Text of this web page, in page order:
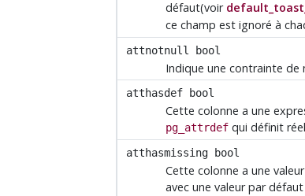
défaut(voir
ce champ est ignoré à
attnotnull bool
Indique une contrainte
atthasdef bool
Cette colonne a une
pg_attrdef qui définit
atthasmissing bool
Cette colonne a une
avec une valeur par